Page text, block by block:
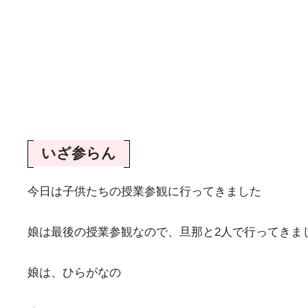
いざ参らん
今日は子供たちの授業参観に行ってきました
娘は最後の授業参観なので、旦那と2人で行ってきま
娘は、ひらがなの